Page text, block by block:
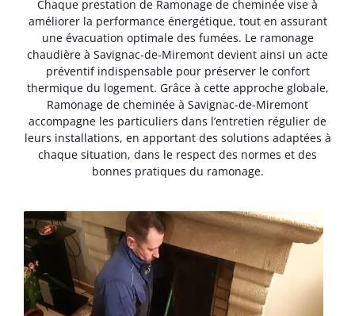
Chaque prestation de Ramonage de cheminée vise à
améliorer la performance énergétique, tout en assurant
une évacuation optimale des fumées. Le ramonage
chaudière à Savignac-de-Miremont devient ainsi un acte
préventif indispensable pour préserver le confort
thermique du logement. Grâce à cette approche globale,
Ramonage de cheminée à Savignac-de-Miremont
accompagne les particuliers dans l’entretien régulier de
leurs installations, en apportant des solutions adaptées à
chaque situation, dans le respect des normes et des
bonnes pratiques du ramonage.